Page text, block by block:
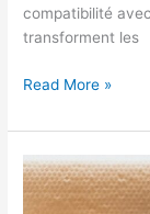
compatibilité
transforment les
Guirlandes
:
Quand
la
domotique
Read More »